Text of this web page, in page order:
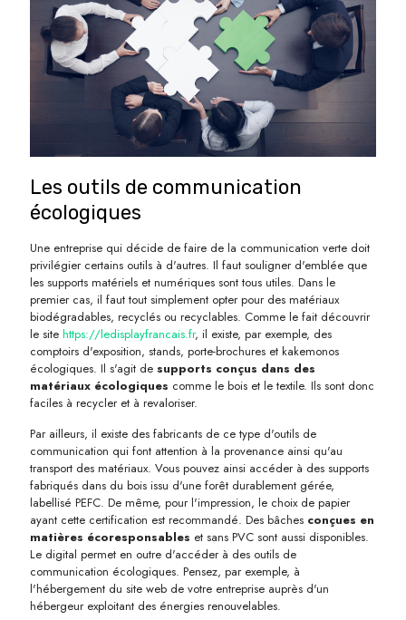
Les outils de communication
écologiques
Une entreprise qui décide de faire de la communication verte doit
privilégier certains outils à d'autres. Il faut souligner d'emblée que
les supports matériels et numériques sont tous utiles. Dans le
premier cas, il faut tout simplement opter pour des matériaux
biodégradables, recyclés ou recyclables. Comme le fait découvrir
le site https://ledisplayfrancais.fr, il existe, par exemple, des
comptoirs d'exposition, stands, porte-brochures et kakemonos
écologiques. Il s'agit de supports conçus dans des
matériaux écologiques comme le bois et le textile. Ils sont donc
faciles à recycler et à revaloriser.
Par ailleurs, il existe des fabricants de ce type d'outils de
communication qui font attention à la provenance ainsi qu'au
transport des matériaux. Vous pouvez ainsi accéder à des supports
fabriqués dans du bois issu d'une forêt durablement gérée,
labellisé PEFC. De même, pour l'impression, le choix de papier
ayant cette certification est recommandé. Des bâches conçues en
matières écoresponsables et sans PVC sont aussi disponibles.
Le digital permet en outre d'accéder à des outils de
communication écologiques. Pensez, par exemple, à
l'hébergement du site web de votre entreprise auprès d'un
hébergeur exploitant des énergies renouvelables.